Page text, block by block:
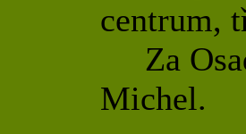
centrum,
Za
Michel.